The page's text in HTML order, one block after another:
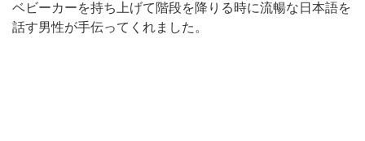
ベビーカーを持ち上げて階段を降りる時に流暢な日本語を
話す男性が手伝ってくれました。